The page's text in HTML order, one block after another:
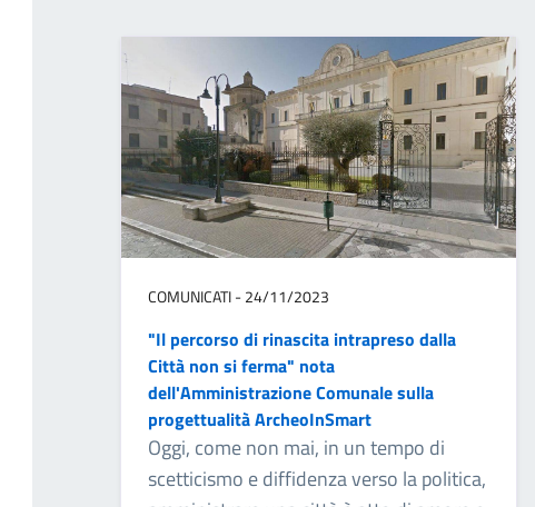
COMUNICATI - 24/11/2023
"Il percorso di rinascita intrapreso dalla
Città non si ferma" nota
dell'Amministrazione Comunale sulla
progettualità ArcheoInSmart
Oggi, come non mai, in un tempo di
scetticismo e diffidenza verso la politica,